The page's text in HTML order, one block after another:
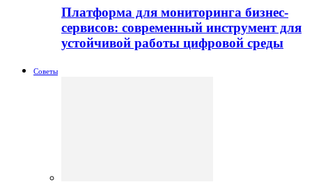
Платформа для мониторинга бизнес-
сервисов: современный инструмент для
устойчивой работы цифровой среды
Советы